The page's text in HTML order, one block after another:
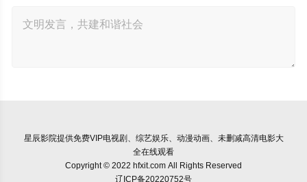
星辰影院提供免费VIP电视剧、综艺娱乐、动漫动画、未删减高清电影大
全在线观看
Copyright © 2022 hfxit.com All Rights Reserved
辽ICP备20220752号